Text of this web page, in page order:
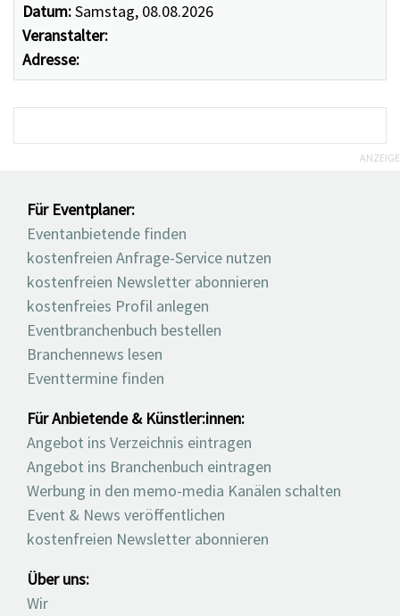
Datum:Samstag, 08.08.2026
Veranstalter:
Adresse:
ANZEIGE
Für Eventplaner:
Eventanbietende finden
kostenfreien Anfrage-Service nutzen
kostenfreien Newsletter abonnieren
kostenfreies Profil anlegen
Eventbranchenbuch bestellen
Branchennews lesen
Eventtermine finden
Für Anbietende & Künstler:innen:
Angebot ins Verzeichnis eintragen
Angebot ins Branchenbuch eintragen
Werbung in den memo-media Kanälen schalten
Event & News veröffentlichen
kostenfreien Newsletter abonnieren
Über uns:
Wir